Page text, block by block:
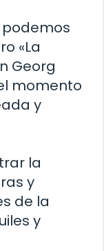
podemos
«La
Georg
momento
y
la
y
de la
y